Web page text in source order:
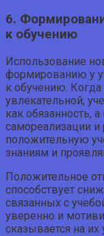
6.
к обучению
Использование
формированию у
к обучению. Когда
увлекательной,
как обязанность,
самореализации и
положительную
знаниям и
Положительное
способствует
связанных с
уверенно и
сказывается на